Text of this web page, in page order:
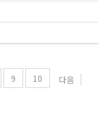
9 10
다음